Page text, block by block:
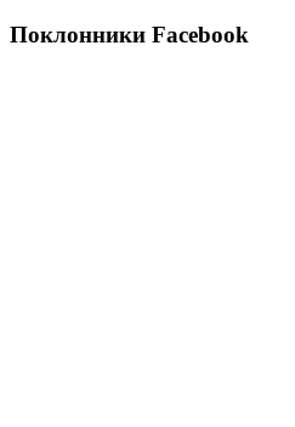
Поклонники Facebook